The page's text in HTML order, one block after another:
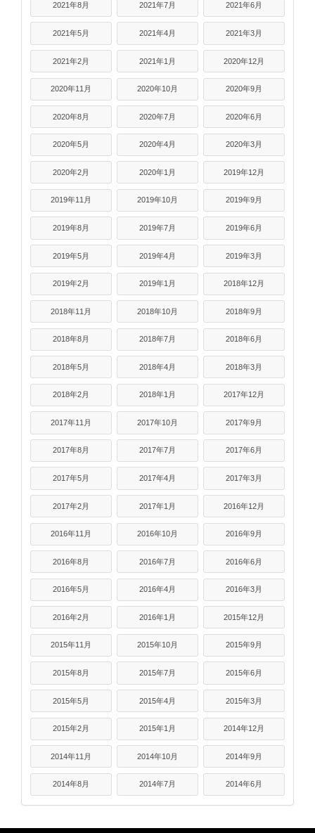
2021年8月 2021年7月 2021年6月
2021年5月 2021年4月 2021年3月
2021年2月 2021年1月 2020年12月
2020年11月 2020年10月 2020年9月
2020年8月 2020年7月 2020年6月
2020年5月 2020年4月 2020年3月
2020年2月 2020年1月 2019年12月
2019年11月 2019年10月 2019年9月
2019年8月 2019年7月 2019年6月
2019年5月 2019年4月 2019年3月
2019年2月 2019年1月 2018年12月
2018年11月 2018年10月 2018年9月
2018年8月 2018年7月 2018年6月
2018年5月 2018年4月 2018年3月
2018年2月 2018年1月 2017年12月
2017年11月 2017年10月 2017年9月
2017年8月 2017年7月 2017年6月
2017年5月 2017年4月 2017年3月
2017年2月 2017年1月 2016年12月
2016年11月 2016年10月 2016年9月
2016年8月 2016年7月 2016年6月
2016年5月 2016年4月 2016年3月
2016年2月 2016年1月 2015年12月
2015年11月 2015年10月 2015年9月
2015年8月 2015年7月 2015年6月
2015年5月 2015年4月 2015年3月
2015年2月 2015年1月 2014年12月
2014年11月 2014年10月 2014年9月
2014年8月 2014年7月 2014年6月